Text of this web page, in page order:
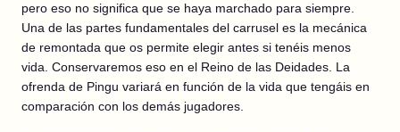
pero eso no significa que se haya marchado para siempre.
Una de las partes fundamentales del carrusel es la mecánica
de remontada que os permite elegir antes si tenéis menos
vida. Conservaremos eso en el Reino de las Deidades. La
ofrenda de Pingu variará en función de la vida que tengáis en
comparación con los demás jugadores.